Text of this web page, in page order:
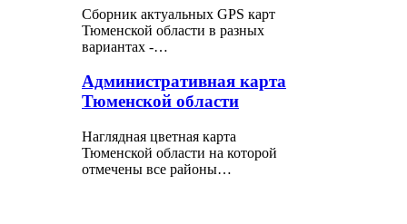
Сборник актуальных GPS карт
Тюменской области в разных
вариантах -…
Административная карта
Тюменской области
Наглядная цветная карта
Тюменской области на которой
отмечены все районы…